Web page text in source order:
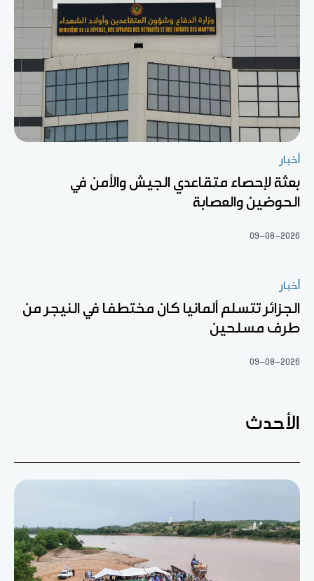
أخبار
بعثة لإحصاء متقاعدي الجيش والأمن في
الحوضين والعصابة
09-08-2026
أخبار
الجزائر تتسلم ألمانيا كان مختطفا في النيجر من
طرف مسلحين
09-08-2026
الأحدث